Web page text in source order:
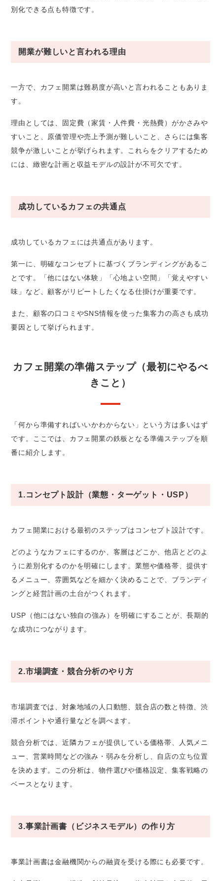
別化できる点も特徴です。
開業が難しいと言われる理由
一方で、カフェ開業は難易度が高いと言われることもありま
す。
理由としては、固定費（家賃・人件費・光熱費）がかさみや
すいこと、原価管理や売上予測が難しいこと、さらには集客
競争が激しいことが挙げられます。これらをクリアするため
には、緻密な計画と収益モデルの設計が不可欠です。
成功しているカフェの共通点
成功しているカフェには共通点があります。
第一に、明確なコンセプトに基づくブランディングがあるこ
とです。「他にはない体験」「心地よい空間」「覚えやすい
味」など、顧客がリピートしたくなる仕掛けが重要です。
また、顧客の口コミやSNS情報を使った集客力の高さも成功
要因として挙げられます。
カフェ開業の準備ステップ（最初にやるべ
きこと）
「何から準備すればいいかわからない」という方は多いはず
です。ここでは、カフェ開業の鉄板となる準備ステップを順
番に紹介します。
1.コンセプト設計（業態・ターゲット・USP）
カフェ開業における最初のステップはコンセプト設計です。
どのようなカフェにするのか、客層はどこか、他店とどのよ
うに差別化するのかを明確にします。業態や価格帯、提供す
るメニュー、雰囲気などを細かく決めることで、ブランディ
ングと経営計画の土台がつくれます。
USP（他にはない独自の強み）を明確にすることが、長期的
な成功につながります。
2.市場調査・競合分析のやり方
市場調査では、対象地域の人口動態、競合店の数と特徴、渋
滞ポイントや通行量などを調べます。
競合分析では、近隣カフェが提供している価格帯、人気メニ
ュー、営業時間などの強み・弱みを分析し、自店の立ち位置
を決めます。この分析は、物件選びや価格設定、集客戦略の
ベースとなります。
3.事業計画書（ビジネスモデル）の作り方
事業計画書は金融機関からの融資を受ける際にも必要です。